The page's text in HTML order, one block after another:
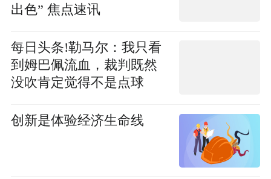
出色” 焦点速讯
每日头条!勒马尔：我只看
到姆巴佩流血，裁判既然
没吹肯定觉得不是点球
创新是体验经济生命线